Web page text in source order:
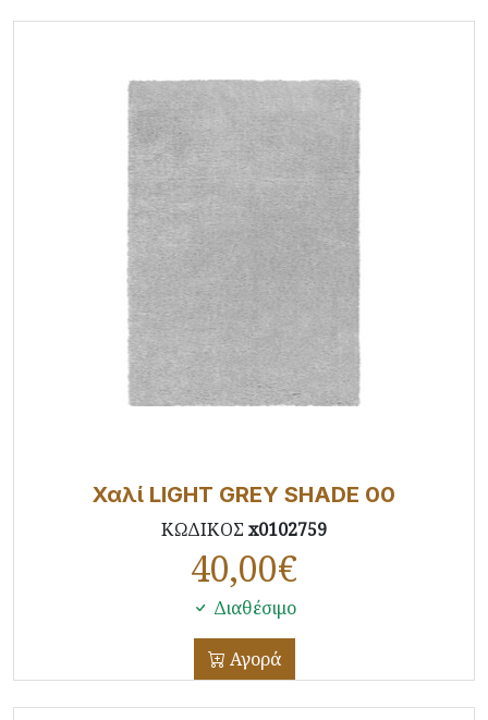
Χαλί LIGHT GREY SHADE 00
ΚΩΔΙΚΟΣ x0102759
40,00€
Διαθέσιμο
Αγορά